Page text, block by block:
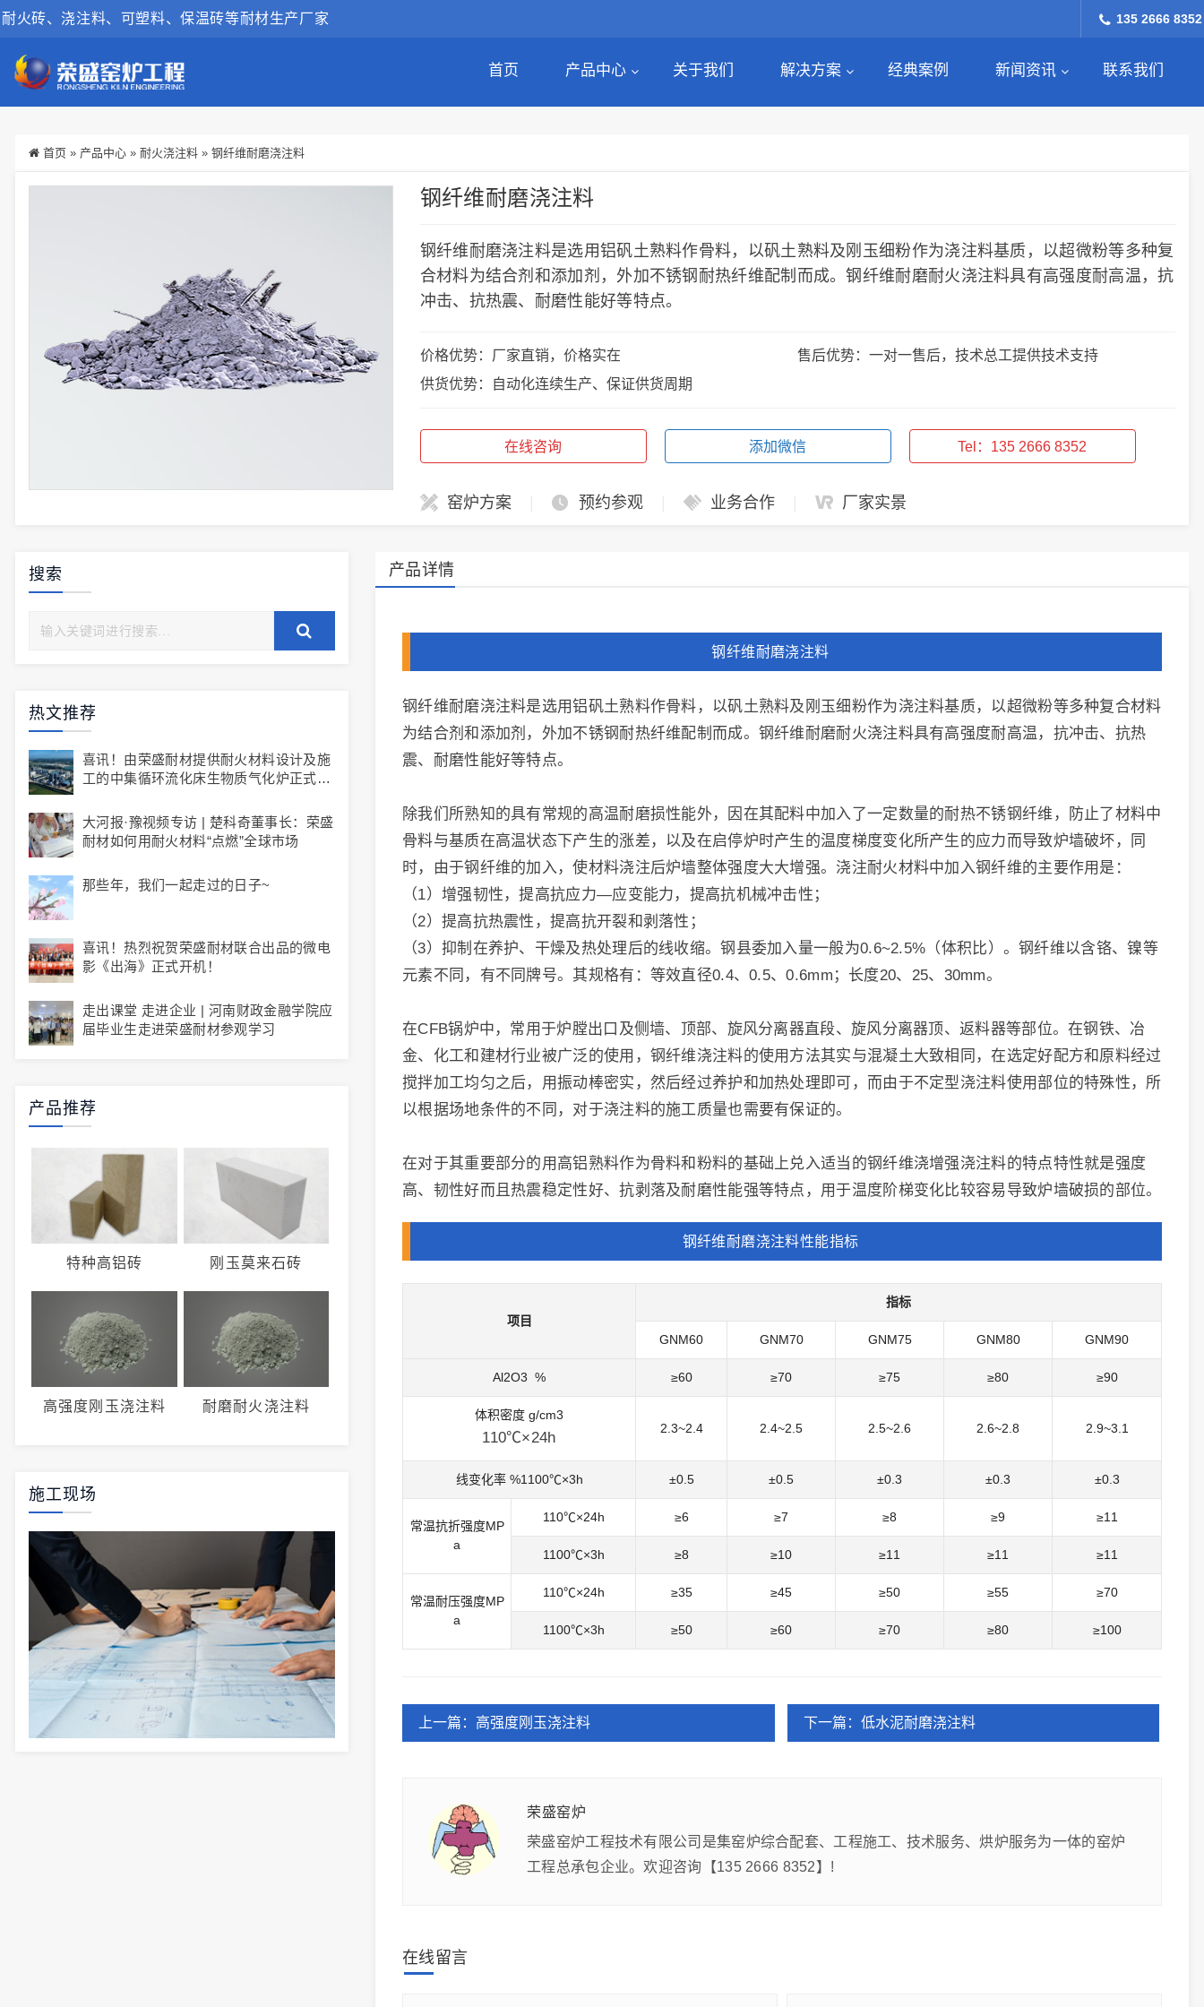
耐火砖、浇注料、可塑料、保温砖等耐材生产厂家 135 2666 8352
首页 产品中心 关于我们 解决方案 经典案例 新闻资讯 联系我们
首页 » 产品中心 » 耐火浇注料 » 钢纤维耐磨浇注料
钢纤维耐磨浇注料
钢纤维耐磨浇注料是选用铝矾土熟料作骨料，以矾土熟料及刚玉细粉作为浇注料基质，以超微粉等多种复
合材料为结合剂和添加剂，外加不锈钢耐热纤维配制而成。钢纤维耐磨耐火浇注料具有高强度耐高温，抗
冲击、抗热震、耐磨性能好等特点。
价格优势：厂家直销，价格实在
售后优势：一对一售后，技术总工提供技术支持
供货优势：自动化连续生产、保证供货周期
在线咨询 添加微信 Tel：135 2666 8352
窑炉方案 预约参观 业务合作 厂家实景
搜索
热文推荐
喜讯！由荣盛耐材提供耐火材料设计及施
工的中集循环流化床生物质气化炉正式投
大河报·豫视频专访 | 楚科奇董事长：荣盛
耐材如何用耐火材料“点燃”全球市场
那些年，我们一起走过的日子~
喜讯！热烈祝贺荣盛耐材联合出品的微电
影《出海》正式开机！
走出课堂 走进企业 | 河南财政金融学院应
届毕业生走进荣盛耐材参观学习
产品推荐
特种高铝砖 刚玉莫来石砖
高强度刚玉浇注料 耐磨耐火浇注料
施工现场
产品详情
钢纤维耐磨浇注料
钢纤维耐磨浇注料是选用铝矾土熟料作骨料，以矾土熟料及刚玉细粉作为浇注料基质，以超微粉等多种复合材料
为结合剂和添加剂，外加不锈钢耐热纤维配制而成。钢纤维耐磨耐火浇注料具有高强度耐高温，抗冲击、抗热
震、耐磨性能好等特点。
除我们所熟知的具有常规的高温耐磨损性能外，因在其配料中加入了一定数量的耐热不锈钢纤维，防止了材料中
骨料与基质在高温状态下产生的涨差，以及在启停炉时产生的温度梯度变化所产生的应力而导致炉墙破坏，同
时，由于钢纤维的加入，使材料浇注后炉墙整体强度大大增强。浇注耐火材料中加入钢纤维的主要作用是：
（1）增强韧性，提高抗应力—应变能力，提高抗机械冲击性；
（2）提高抗热震性，提高抗开裂和剥落性；
（3）抑制在养护、干燥及热处理后的线收缩。钢县委加入量一般为0.6~2.5%（体积比）。钢纤维以含铬、镍等
元素不同，有不同牌号。其规格有：等效直径0.4、0.5、0.6mm；长度20、25、30mm。
在CFB锅炉中，常用于炉膛出口及侧墙、顶部、旋风分离器直段、旋风分离器顶、返料器等部位。在钢铁、冶
金、化工和建材行业被广泛的使用，钢纤维浇注料的使用方法其实与混凝土大致相同，在选定好配方和原料经过
搅拌加工均匀之后，用振动棒密实，然后经过养护和加热处理即可，而由于不定型浇注料使用部位的特殊性，所
以根据场地条件的不同，对于浇注料的施工质量也需要有保证的。
在对于其重要部分的用高铝熟料作为骨料和粉料的基础上兑入适当的钢纤维浇增强浇注料的特点特性就是强度
高、韧性好而且热震稳定性好、抗剥落及耐磨性能强等特点，用于温度阶梯变化比较容易导致炉墙破损的部位。
钢纤维耐磨浇注料性能指标
项目
指标
GNM60 GNM70 GNM75 GNM80 GNM90
Al2O3 % ≥60 ≥70 ≥75 ≥80 ≥90
体积密度 g/cm3
110℃×24h
2.3~2.4 2.4~2.5 2.5~2.6 2.6~2.8 2.9~3.1
线变化率 %1100℃×3h ±0.5 ±0.5 ±0.3 ±0.3 ±0.3
常温抗折强度MP
a
110℃×24h ≥6 ≥7 ≥8 ≥9 ≥11
1100℃×3h ≥8 ≥10 ≥11 ≥11 ≥11
常温耐压强度MP
a
110℃×24h ≥35 ≥45 ≥50 ≥55 ≥70
1100℃×3h ≥50 ≥60 ≥70 ≥80 ≥100
上一篇：高强度刚玉浇注料 下一篇：低水泥耐磨浇注料
荣盛窑炉
荣盛窑炉工程技术有限公司是集窑炉综合配套、工程施工、技术服务、烘炉服务为一体的窑炉
工程总承包企业。欢迎咨询【135 2666 8352】!
在线留言